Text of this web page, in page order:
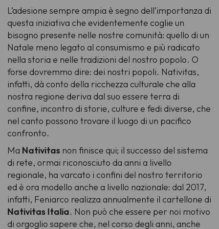
L’adesione sempre ampia è segno dell’importanza di
questa iniziativa che evidentemente coglie un
bisogno presente nelle nostre comunità: quello di un
Natale meno legato al consumismo e più radicato
nella storia e nelle tradizioni del nostro popolo. O
forse dovremmo dire: dei nostri popoli. Nativitas,
infatti, dà conto della ricchezza culturale che alla
nostra regione deriva dal suo essere terra di
confine, incontro di storie, culture e fedi diverse, che
nel canto possono trovare il luogo di un pacifico
confronto.
Ma Nativitas non finisce qui; il successo del sistema
di rete, ormai riconosciuto da anni a livello
regionale, ha varcato i confini del nostro territorio
ed è ora modello anche a livello nazionale: dal 2017,
infatti, Feniarco realizza annualmente il cartellone di
Nativitas Italia. Non può che essere per noi motivo
di orgoglio sapere che, nel corso degli anni, anche